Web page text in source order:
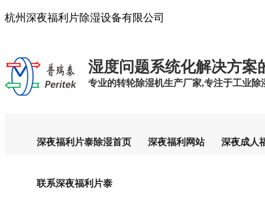
杭州深夜福利片除湿设备有限公司
湿度问题系统化解决方案
专业的转轮除湿机生产厂家,专注于工业除湿
深夜福利片泰除湿首页 深夜福利网站 深夜成人
联系深夜福利片泰